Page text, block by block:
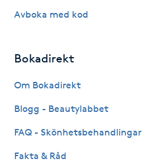
Koppningsmassage
Avboka med kod
Bokadirekt
Om Bokadirekt
Blogg - Beautylabbet
FAQ - Skönhetsbehandlingar
Fakta & Råd